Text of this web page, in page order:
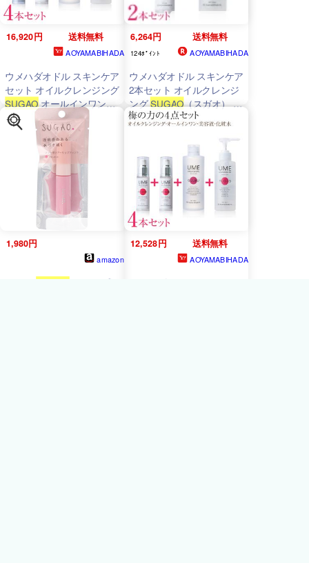
16,920円 送料無料
AOYAMABIHADA
ウメハダオドル スキンケア
セット オイルクレンジング
SUGAOオールインワンジ
ェル MEGUMI 高濃度エク
ソソーム配合美容液
SOHAKU 化粧水 SIZUKU
青山美肌
6,264円 送料無料
124ﾎﾟｲﾝﾄ AOYAMABIHADA
ウメハダオドル スキンケア
2本セット オイルクレンジ
ングSUGAO（スガオ） オ
ールインワンジェル
MEGUMI（メグミ） 青山
美肌 ドクターズコスメ 20
代 30代 40代 50代 60代 メ
ンズ レディース
1,980円
amazon
スガオ(SUGAO) ジュレ感
12,528円 送料無料
AOYAMABIHADA